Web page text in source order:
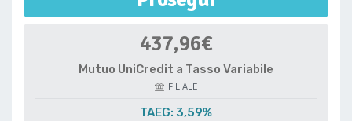
437,96€
Mutuo UniCredit a Tasso Variabile
FILIALE
TAEG: 3,59%